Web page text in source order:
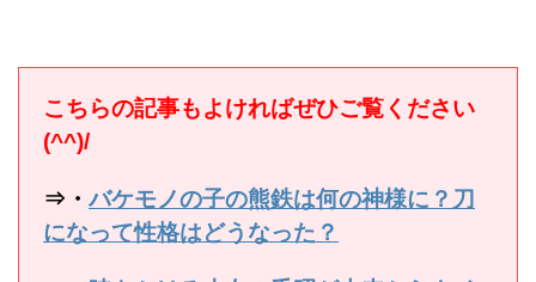
こちらの記事もよければぜひご覧ください
(^^)/
⇒・バケモノの子の熊鉄は何の神様に？刀
になって性格はどうなった？